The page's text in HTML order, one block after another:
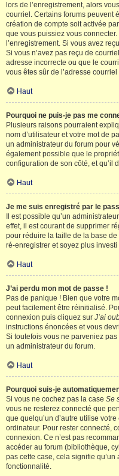
lors de l’enregistrement, alors
courriel. Certains forums peuvent
création de compte soit activée
que vous puissiez vous
l’enregistrement. Si vous avez
Si vous n’avez pas reçu de
adresse incorrecte ou que le
vous êtes sûr de l’adresse
Haut
Pourquoi ne puis-je pas me
Plusieurs raisons pourraient
nom d’utilisateur et votre mot de
un administrateur du forum pour
également possible que le
configuration de son côté, et qu’il
Haut
Je me suis enregistré par le
Il est possible qu’un
effet, il est courant de supprimer
pour réduire la taille de la base
ré-enregistrer et soyez plus investi
Haut
J’ai perdu mon mot de passe !
Pas de panique ! Bien que votre
peut facilement être réinitialisé.
connexion puis cliquez sur J’ai
instructions énoncées et vous
Si toutefois vous ne parveniez
un administrateur du forum.
Haut
Pourquoi suis-je
Si vous ne cochez pas la case Se
vous ne resterez connecté que
que quelqu’un d’autre utilise
ordinateur. Pour rester connecté,
connexion. Ce n’est pas
accéder au forum (bibliothèque,
pas cette case, cela signifie
fonctionnalité.